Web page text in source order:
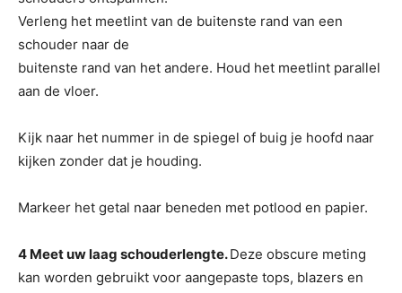
Verleng het meetlint van de buitenste rand van een
schouder naar de
buitenste rand van het andere. Houd het meetlint parallel
aan de vloer.
Kijk naar het nummer in de spiegel of buig je hoofd naar
kijken zonder dat je houding.
Markeer het getal naar beneden met potlood en papier.
4 Meet uw laag schouderlengte.Deze obscure meting
kan worden gebruikt voor aangepaste tops, blazers en